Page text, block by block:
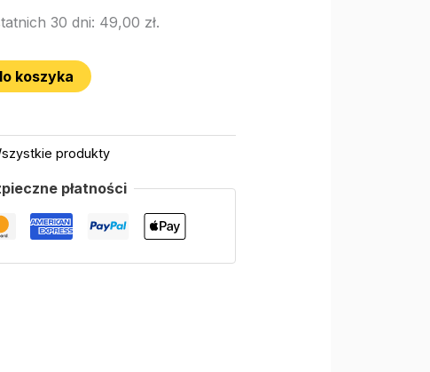
30 dni: 49,00 zł.
koszyka
produkty
płatności